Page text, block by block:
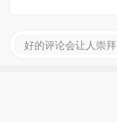
好的评论会让人崇拜